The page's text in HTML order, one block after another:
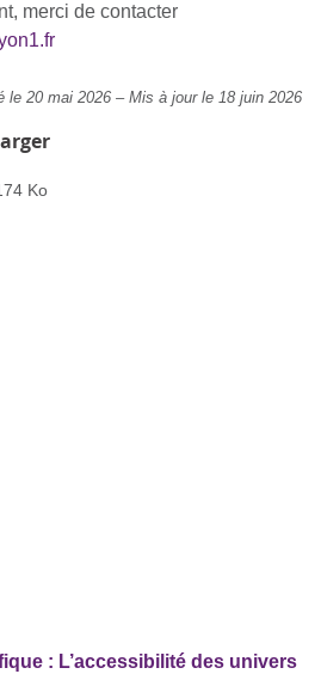
merci de contacter
le 20 mai 2026 – Mis à jour le 18 juin 2026
Ko
: L’accessibilité des univers